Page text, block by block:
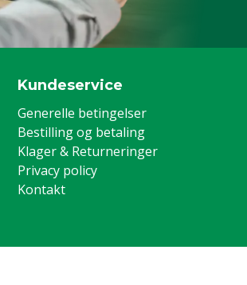
Kundeservice
Generelle betingelser
Bestilling og betaling
Klager & Returneringer
Privacy policy
Kontakt